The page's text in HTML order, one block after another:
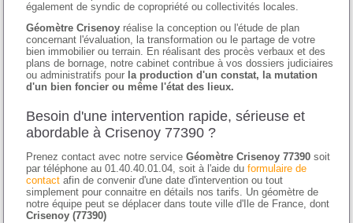
également de syndic de copropriété ou collectivités locales.
Géomètre Crisenoy réalise la conception ou l'étude de plan
concernant l'évaluation, la transformation ou le partage de votre
bien immobilier ou terrain. En réalisant des procès verbaux et des
plans de bornage, notre cabinet contribue à vos dossiers judiciaires
ou administratifs pour la production d'un constat, la mutation
d'un bien foncier ou même l'état des lieux.
Besoin d'une intervention rapide, sérieuse et
abordable à Crisenoy 77390 ?
Prenez contact avec notre serviceGéomètre Crisenoy 77390 soit
par téléphone au 01.40.40.01.04, soit à l'aide duformulaire de
contact afin de convenir d'une date d'intervention ou tout
simplement pour connaitre en détails nos tarifs. Un géomètre de
notre équipe peut se déplacer dans toute ville d'Ile de France, dont
Crisenoy (77390)